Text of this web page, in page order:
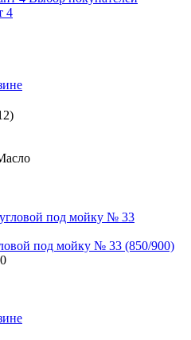
4
под мойку № 33 (850/900)